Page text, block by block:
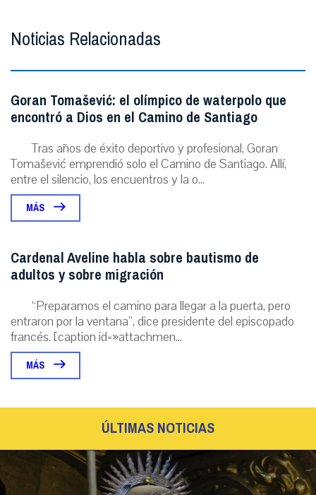
Noticias Relacionadas
Goran Tomašević: el olímpico de waterpolo que
encontró a Dios en el Camino de Santiago
Tras años de éxito deportivo y profesional, Goran
Tomašević emprendió solo el Camino de Santiago. Allí,
entre el silencio, los encuentros y la o...
MÁS
Cardenal Aveline habla sobre bautismo de
adultos y sobre migración
“Preparamos el camino para llegar a la puerta, pero
entraron por la ventana”, dice presidente del episcopado
francés. [caption id=»attachmen...
MÁS
ÚLTIMAS NOTICIAS